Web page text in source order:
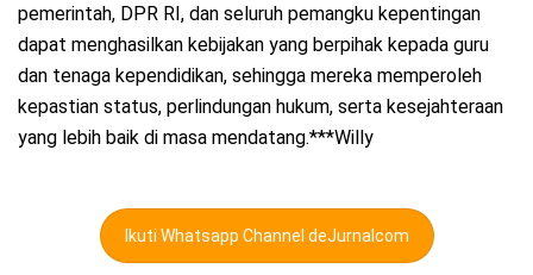
pemerintah, DPR RI, dan seluruh pemangku kepentingan
dapat menghasilkan kebijakan yang berpihak kepada guru
dan tenaga kependidikan, sehingga mereka memperoleh
kepastian status, perlindungan hukum, serta kesejahteraan
yang lebih baik di masa mendatang.***Willy
Ikuti Whatsapp Channel deJurnalcom